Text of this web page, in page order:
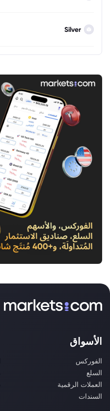
Silver
الأسواق
الفوركس
السلع
العملات الرقمية
السندات